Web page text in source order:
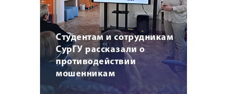
Студентам и сотрудникам
СурГУ рассказали о
противодействии
мошенникам